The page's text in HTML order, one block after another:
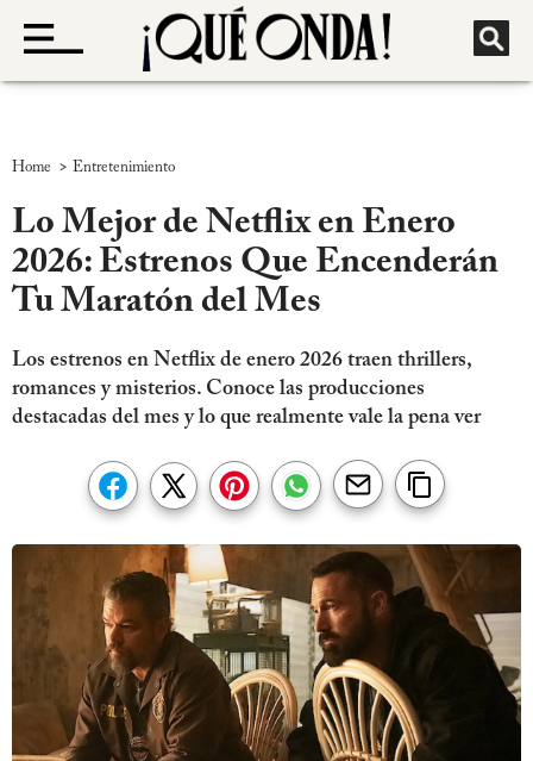
Home > Entretenimiento
Lo Mejor de Netflix en Enero
2026: Estrenos Que Encenderán
Tu Maratón del Mes
Los estrenos en Netflix de enero 2026 traen thrillers,
romances y misterios. Conoce las producciones
destacadas del mes y lo que realmente vale la pena ver